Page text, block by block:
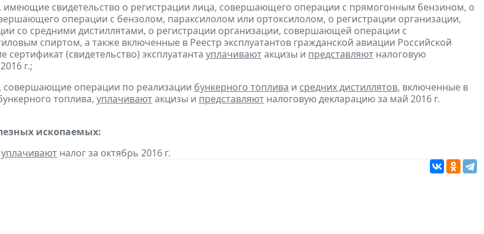
имеющие свидетельство о регистрации лица, совершающего операции с прямогонным бензином, о
операции с бензолом, параксилолом или ортоксилолом, о регистрации организации,
со средними дистиллятами, о регистрации организации, совершающей операции с
спиртом, а также включенные в Реестр эксплуатантов гражданской авиации Российской
(свидетельство) эксплуатанта уплачиваютакцизы и представляют налоговую
г.;
совершающие операции по реализации бункерного топлива и средних дистиллятов, включенные в
топлива, уплачиваютакцизы и представляют налоговую декларацию за май 2016 г.
ископаемых:
уплачивают налог за октябрь 2016 г.